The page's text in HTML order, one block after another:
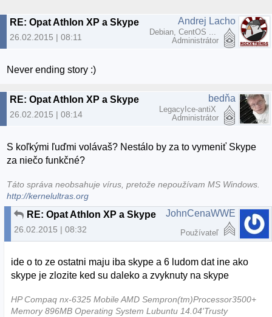
RE: Opat Athlon XP a Skype
26.02.2015 | 08:11
Andrej Lacho
Debian, CentOS ...
Administrátor
Never ending story :)
RE: Opat Athlon XP a Skype
26.02.2015 | 08:14
bedňa
LegacyIce-antiX
Administrátor
S koľkými ľuďmi volávaš? Nestálo by za to vymeniť Skype
za niečo funkčné?
Táto správa neobsahuje vírus, pretože nepoužívam MS Windows.
http://kernelultras.org
RE: Opat Athlon XP a Skype
26.02.2015 | 08:32
JohnCenaWWE
Používateľ
ide o to ze ostatni maju iba skype a 6 ludom dat ine ako
skype je zlozite ked su daleko a zvyknuty na skype
HP Compaq nx-6325 Mobile AMD Sempron(tm)Processor3500+
Memory 896MB Operating System Lubuntu 14.04'Trusty